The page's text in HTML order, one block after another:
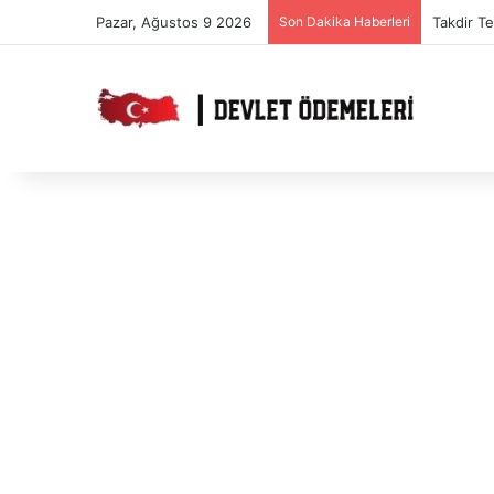
Pazar, Ağustos 9 2026 Son Dakika Haberleri Takdir